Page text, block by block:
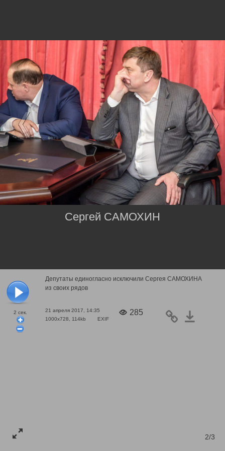
2 сек.
Депутаты единогласно исключили Сергея САМОХИНА
из своих рядов
21 апреля 2017, 14:35
1000x728, 114kb
EXIF
285
2/3
Сергей САМОХИН